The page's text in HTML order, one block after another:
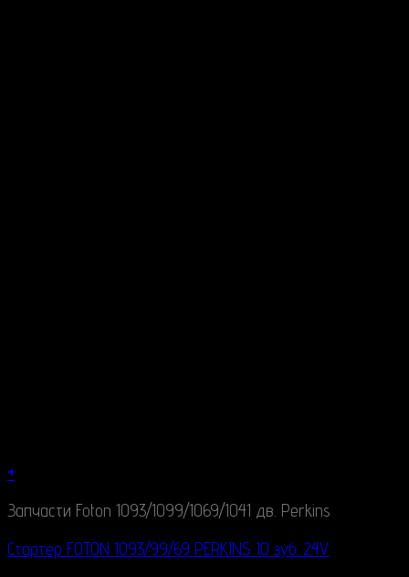
+
Запчасти Foton 1093/1099/1069/1041 дв. Perkins
Стартер FOTON 1093/99/69 PERKINS 10 зуб. 24V